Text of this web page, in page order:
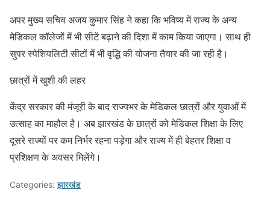
अपर मुख्य सचिव अजय कुमार सिंह ने कहा कि भविष्य में राज्य के अन्य
मेडिकल कॉलेजों में भी सीटें बढ़ाने की दिशा में काम किया जाएगा। साथ ही
सुपर स्पेशियलिटी सीटों में भी वृद्धि की योजना तैयार की जा रही है।
छात्रों में खुशी की लहर
केंद्र सरकार की मंजूरी के बाद राज्यभर के मेडिकल छात्रों और युवाओं में
उत्साह का माहौल है। अब झारखंड के छात्रों को मेडिकल शिक्षा के लिए
दूसरे राज्यों पर कम निर्भर रहना पड़ेगा और राज्य में ही बेहतर शिक्षा व
प्रशिक्षण के अवसर मिलेंगे।
Categories: झारखंड